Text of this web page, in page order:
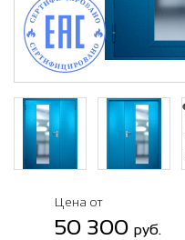
Цена от
50 300 руб.